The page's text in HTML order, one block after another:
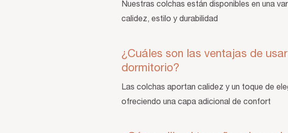
Nuestras colchas están disponibles en una
calidez, estilo y durabilidad
¿Cuáles son las ventajas de
dormitorio?
Las colchas aportan calidez y un toque de
ofreciendo una capa adicional de confort